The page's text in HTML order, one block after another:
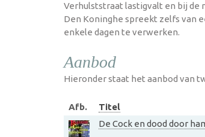
Verhulststraat lastigvalt en bij de
Den Koninghe spreekt zelfs van
enkele dagen te verwerken.
Aanbod
Hieronder staat het aanbod van
Afb. Titel
De Cock en dood door